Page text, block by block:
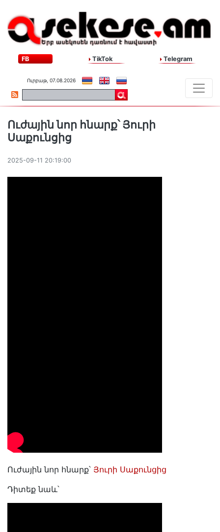
FB TikTok Telegram
Ուրբաթ, 07.08.2026
Ուժային նոր հնարք՝ Յուրի
Սաքունցից
2025-09-11 20:19:00
Ուժային նոր հնարք՝ Յուրի Սաքունցից
Դիտեք նաև՝